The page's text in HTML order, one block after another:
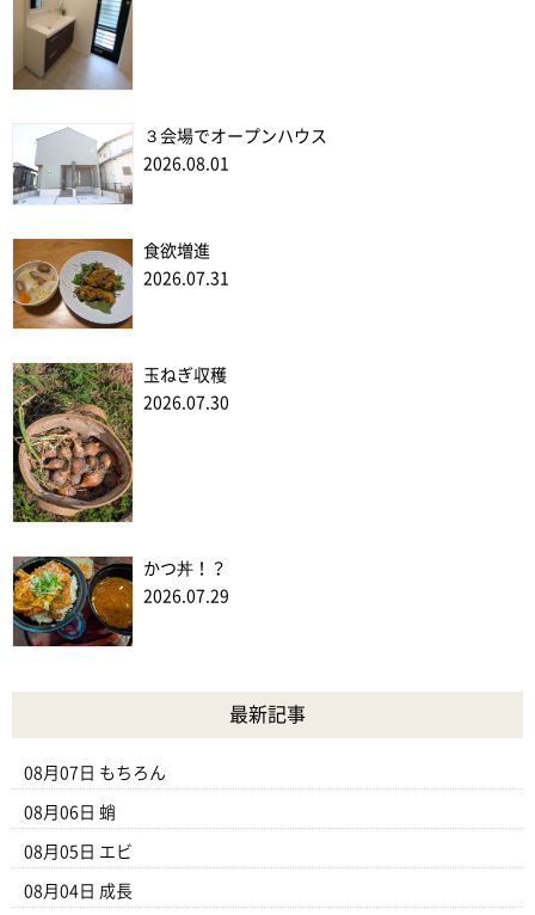
３会場でオープンハウス
2026.08.01
食欲増進
2026.07.31
玉ねぎ収穫
2026.07.30
かつ丼！？
2026.07.29
最新記事
08月07日 もちろん
08月06日 蛸
08月05日 エビ
08月04日 成長